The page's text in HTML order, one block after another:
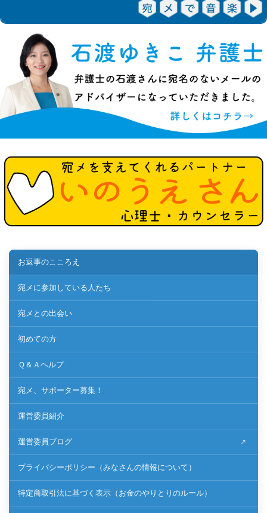
お返事のこころえ
宛メに参加している人たち
宛メとの出会い
初めての方
Ｑ＆Ａヘルプ
宛メ、サポーター募集！
運営委員紹介
運営委員ブログ
プライバシーポリシー（みなさんの情報について）
特定商取引法に基づく表示（お金のやりとりのルール）